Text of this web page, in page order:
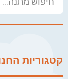
קטגוריות